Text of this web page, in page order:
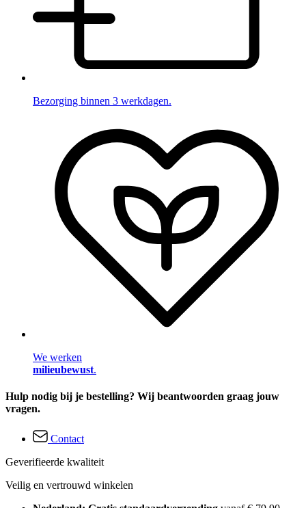
Bezorging binnen 3 werkdagen.
We werken
milieubewust.
Hulp nodig bij je bestelling? Wij beantwoorden graag jouw
vragen.
Contact
Geverifieerde kwaliteit
Veilig en vertrouwd winkelen